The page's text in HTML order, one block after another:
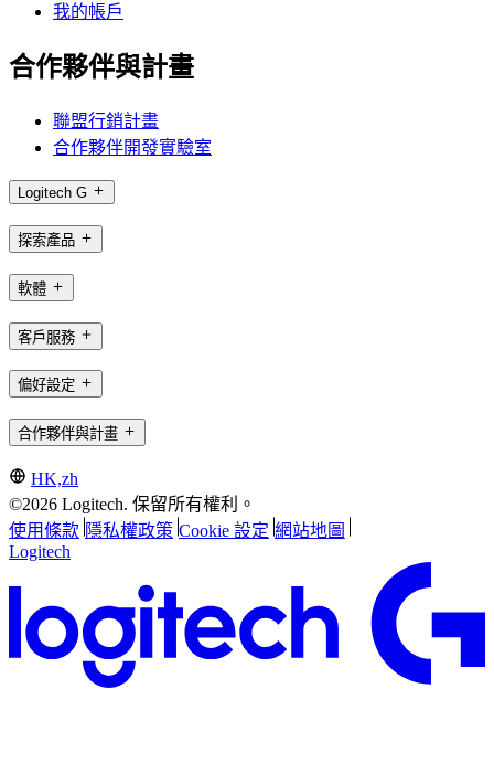
我的帳戶
合作夥伴與計畫
聯盟行銷計畫
合作夥伴開發實驗室
Logitech G
探索產品
軟體
客戶服務
偏好設定
合作夥伴與計畫
HK,zh
©2026 Logitech. 保留所有權利。
使用條款 隱私權政策 Cookie 設定 網站地圖
Logitech